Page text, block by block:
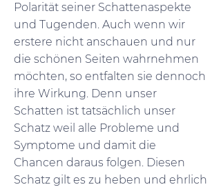
Polarität seiner Schattenaspekte
und Tugenden. Auch wenn wir
erstere nicht anschauen und nur
die schönen Seiten wahrnehmen
möchten, so entfalten sie dennoch
ihre Wirkung. Denn unser
Schatten ist tatsächlich unser
Schatz weil alle Probleme und
Symptome und damit die
Chancen daraus folgen. Diesen
Schatz gilt es zu heben und ehrlich